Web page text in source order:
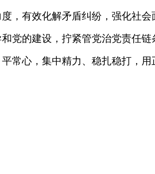
，有效化解矛盾纠纷 ， 强化社会
党的建设，拧紧管党治党责任链
平常心 ，集中精力、 稳扎稳打，用